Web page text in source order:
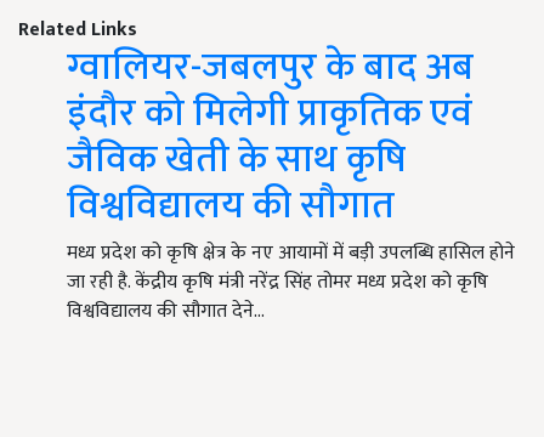
Related Links
ग्वालियर-जबलपुर के बाद अब
इंदौर को मिलेगी प्राकृतिक एवं
जैविक खेती के साथ कृषि
विश्वविद्यालय की सौगात
मध्य प्रदेश को कृषि क्षेत्र के नए आयामों में बड़ी उपलब्धि हासिल होने
जा रही है. केंद्रीय कृषि मंत्री नरेंद्र सिंह तोमर मध्य प्रदेश को कृषि
विश्वविद्यालय की सौगात देने…